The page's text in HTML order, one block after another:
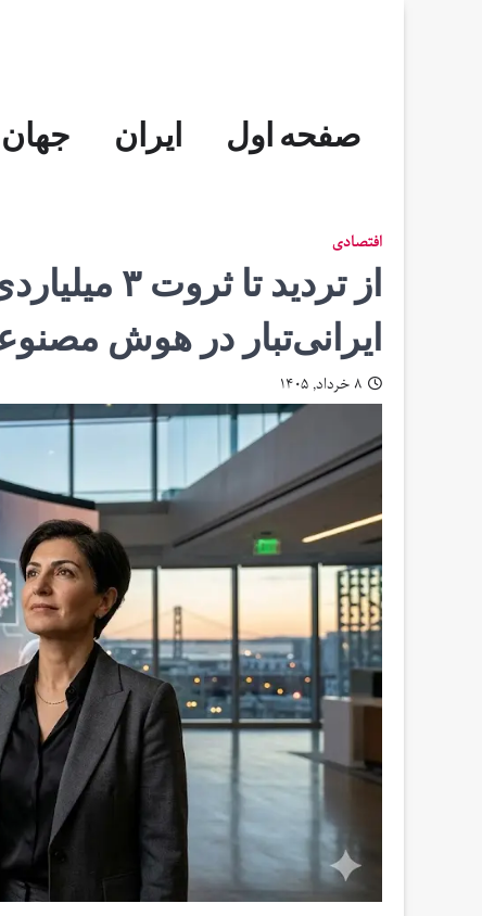
صفحه اول ایران جهان
افتصادی
از تردید
ایرانی‌تبار در هوش
۸ خرداد, ۱۴۰۵